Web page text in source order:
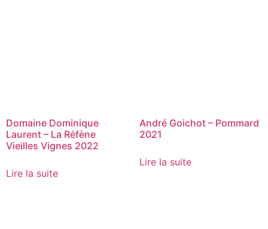
Domaine Dominique
Laurent – La Réfène
Vieilles Vignes 2022
Lire la suite
André Goichot – Pommard
2021
Lire la suite